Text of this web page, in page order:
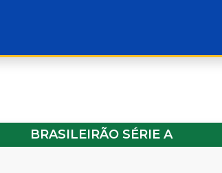
BRASILEIRÃO SÉRIE A